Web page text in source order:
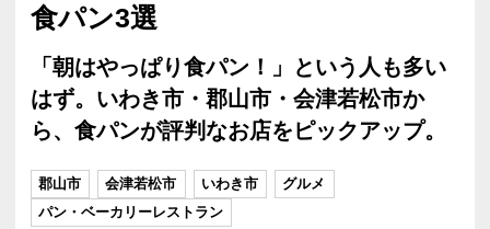
食パン3選
「朝はやっぱり食パン！」という人も多い
はず。いわき市・郡山市・会津若松市か
ら、食パンが評判なお店をピックアップ。
郡山市 会津若松市 いわき市
グルメ
パン・ベーカリーレストラン